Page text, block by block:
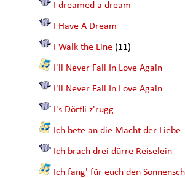
I dreamed a dream
I Have A Dream
I Walk the Line (11)
I'll Never Fall In Love Again
I'll Never Fall In Love Again
I's Dörfli z'rugg
Ich bete an die Macht der Liebe
Ich brach drei dürre Reiselein
Ich fang' für euch den